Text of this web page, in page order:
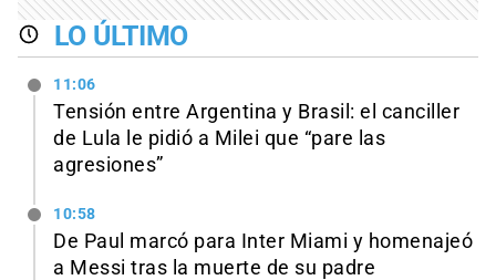
LO ÚLTIMO
11:06
Tensión entre Argentina y Brasil: el canciller
de Lula le pidió a Milei que “pare las
agresiones”
10:58
De Paul marcó para Inter Miami y homenajeó
a Messi tras la muerte de su padre